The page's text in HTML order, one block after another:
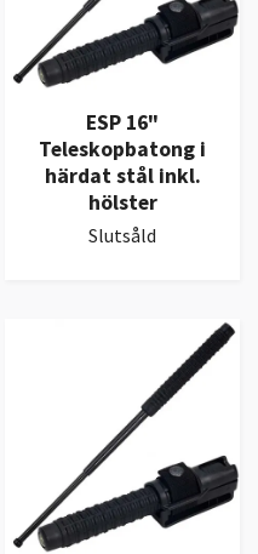
ESP 16"
Teleskopbatong i
härdat stål inkl.
hölster
Slutsåld